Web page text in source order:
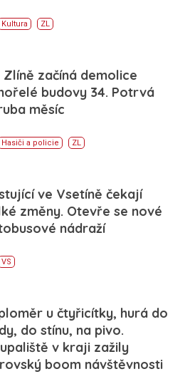
Kultura ZL
Zlíně začíná demolice
budovy 34. Potrvá
měsíc
Hasiči a policie ZL
ve Vsetíně čekají
změny. Otevře se nové
nádraží
VS
u čtyřicítky, hurá do
do stínu, na pivo.
v kraji zažily
boom návštěvnosti